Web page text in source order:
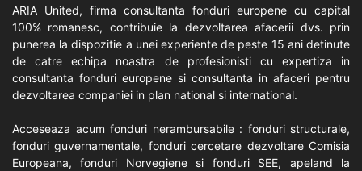
ARIA United, firma consultanta fonduri europene cu capital
100% romanesc, contribuie la dezvoltarea afacerii dvs. prin
punerea la dispozitie a unei experiente de peste 15 ani detinute
de catre echipa noastra de profesionisti cu expertiza in
consultanta fonduri europene si consultanta in afaceri pentru
dezvoltarea companiei in plan national si international.
Acceseaza acum fonduri nerambursabile : fonduri structurale,
fonduri guvernamentale, fonduri cercetare dezvoltare Comisia
Europeana, fonduri Norvegiene si fonduri SEE, apeland la